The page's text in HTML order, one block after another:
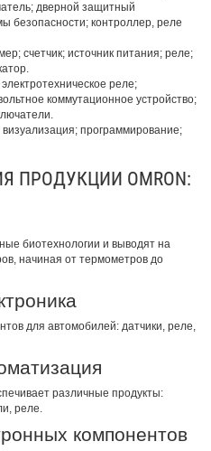
дверной защитный
безопасности; контроллер, реле
счетчик; источник питания; реле;
реле;
коммутационное устройство;
программирование;
ПРОДУКЦИИ OMRON:
биотехнологии и выводят на
начиная от термометров до
для автомобилей: датчики, реле,
различные продукты:
реле.
компонентов